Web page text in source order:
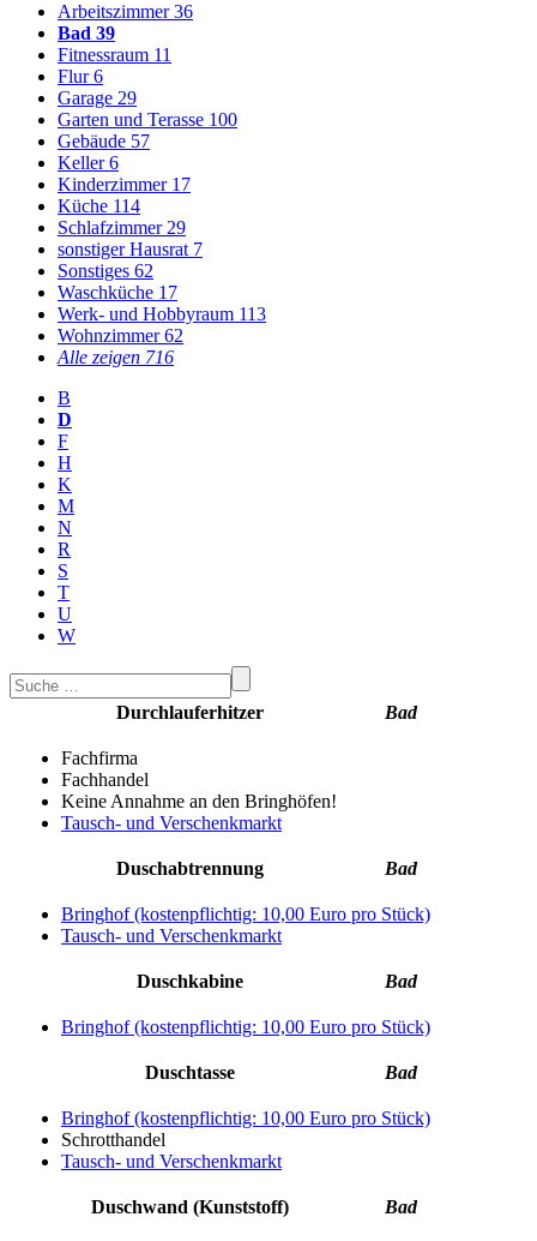
Arbeitszimmer36
Bad 39
Fitnessraum 11
Flur6
Garage 29
Garten und Terasse 100
Gebäude 57
Keller6
Kinderzimmer 17
Küche 114
Schlafzimmer 29
sonstiger Hausrat 7
Sonstiges 62
Waschküche 17
Werk- und Hobbyraum 113
Wohnzimmer62
Alle zeigen 716
B
D
F
H
K
M
N
R
S
T
U
W
Durchlauferhitzer Bad
Fachfirma
Fachhandel
Keine Annahme an den Bringhöfen!
Tausch- und Verschenkmarkt
Duschabtrennung Bad
Bringhof (kostenpflichtig: 10,00 Euro pro Stück)
Tausch- und Verschenkmarkt
Duschkabine Bad
Bringhof (kostenpflichtig: 10,00 Euro pro Stück)
Duschtasse Bad
Bringhof (kostenpflichtig: 10,00 Euro pro Stück)
Schrotthandel
Tausch- und Verschenkmarkt
Duschwand (Kunststoff) Bad